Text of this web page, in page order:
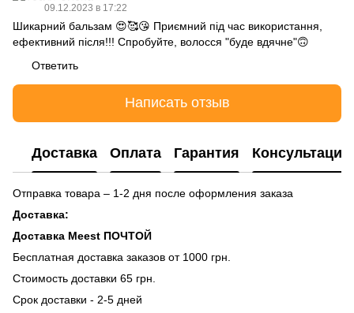
09.12.2023 в 17:22
Шикарний бальзам 😍🥰😘 Приємний під час використання,
ефективний після!!! Спробуйте, волосся "буде вдячне"🙃
Ответить
Написать отзыв
Доставка Оплата Гарантия Консультация
Отправка товара – 1-2 дня после оформления заказа
Доставка:
Доставка Meest ПОЧТОЙ
Бесплатная доставка заказов от 1000 грн.
Стоимость доставки 65 грн.
Срок доставки - 2-5 дней